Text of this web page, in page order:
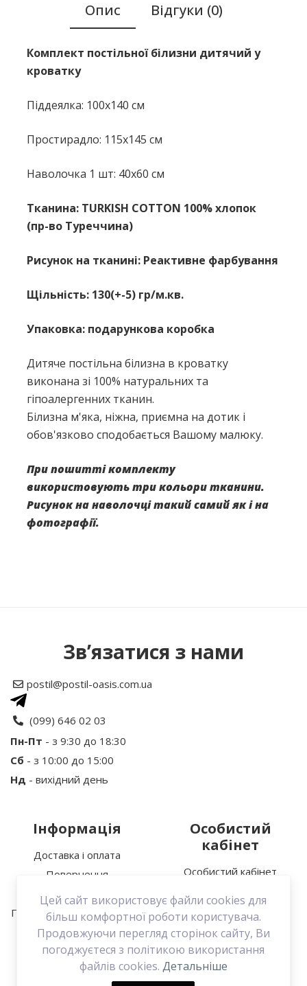
Опис Відгуки (0)
Комплект постільної білизни дитячий у
кроватку
Піддеялка: 100x140 см
Простирадло: 115x145 см
Наволочка 1 шт: 40х60 см
Тканина: TURKISH COTTON 100% хлопок
(пр-во Туреччина)
Рисунок на тканині: Реактивне фарбування
Щільність: 130(+-5) гр/м.кв.
Упаковка: подарункова коробка
Дитяче постільна білизна в кроватку
виконана зі 100% натуральних та
гіпоалергенних тканин.
Білизна м'яка, ніжна, приємна на дотик і
обов'язково сподобається Вашому малюку.
При пошитті комплекту
використовують три кольори тканини.
Рисунок на наволочці такий самий як і на
фотографії.
Рейтинг
Ваш відгук
Увага:HTML не підтримується!
Продовжити
Цей сайт використовує файли cookies для
більш комфортної роботи користувача.
Продовжуючи перегляд сторінок сайту, Ви
погоджуєтеся з політикою використання
файлів cookies. Детальніше
Зв’язатися з нами
postil@postil-oasis.com.ua
(099) 646 02 03
Пн-Пт - з 9:30 до 18:30
Сб - з 10:00 до 15:00
Нд - вихідний день
Інформація
Доставка і оплата
Повернення
Про нас
Політика конфіденційності
Зв’язатися з нами
Договір оферти
Особистий
кабінет
Особистий кабінет
Мої закладки